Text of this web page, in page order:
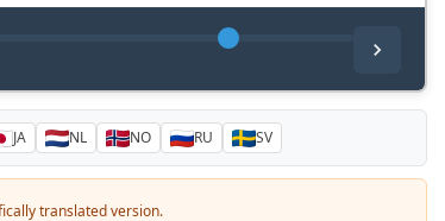
JA NL NO RU SV
translated version.